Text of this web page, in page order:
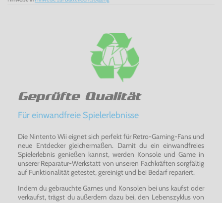
Geprüfte Qualität
Für einwandfreie Spielerlebnisse
Die Nintento Wii eignet sich perfekt für Retro-Gaming-Fans und
neue Entdecker gleichermaßen. Damit du ein einwandfreies
Spielerlebnis genießen kannst, werden Konsole und Game in
unserer Reparatur-Werkstatt von unseren Fachkräften sorgfältig
auf Funktionalität getestet, gereinigt und bei Bedarf repariert.
Indem du gebrauchte Games und Konsolen bei uns kaufst oder
verkaufst, trägst du außerdem dazu bei, den Lebenszyklus von